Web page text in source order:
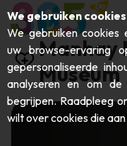
Abdijen & religieuze
Manhay
Museum
We gebruiken cookies
We gebruiken cookies
uw browse-ervaring
gepersonaliseerde
analyseren en om
begrijpen. Raadpleeg
wilt over cookies die